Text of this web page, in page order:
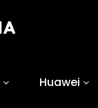
Huawei